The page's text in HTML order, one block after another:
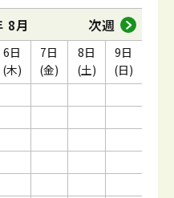
8月 次週
6日
(木)
7日
(金)
8日
(土)
9日
(日)